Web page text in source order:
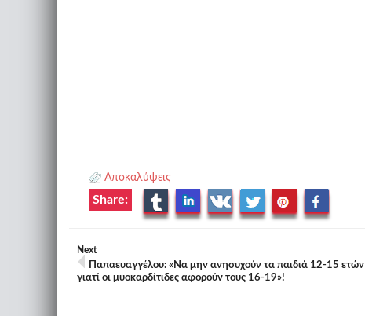
Αποκαλύψεις
Share:
Next
Παπαευαγγέλου: «Να μην ανησυχούν τα παιδιά 12-15 ετών
γιατί οι μυοκαρδίτιδες αφορούν τους 16-19»!